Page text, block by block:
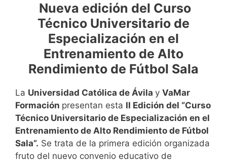
Nueva edición del Curso
Técnico Universitario de
Especialización en el
Entrenamiento de Alto
Rendimiento de Fútbol Sala
La Universidad Católica de Ávila y VaMar
Formación presentan esta II Edición del “Curso
Técnico Universitario de Especialización en el
Entrenamiento de Alto Rendimiento de Fútbol
Sala”. Se trata de la primera edición organizada
fruto del nuevo convenio educativo de